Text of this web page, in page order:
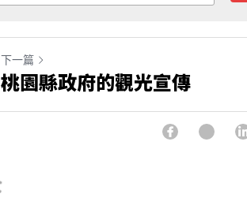
下一篇
桃園縣政府的觀光宣傳